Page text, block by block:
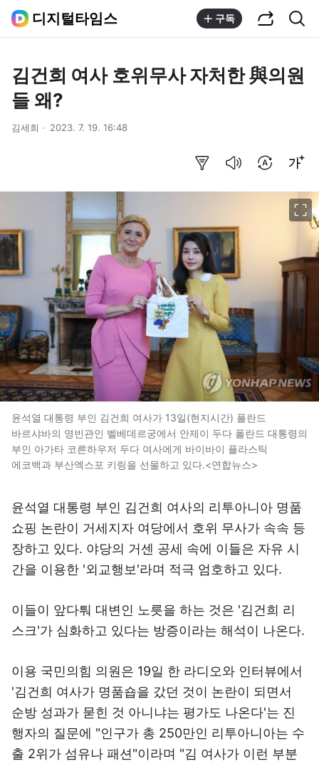
디지털타임스 구독
김건희 여사 호위무사 자처한 與의원
들 왜?
김세희 2023. 7. 19. 16:48
윤석열 대통령 부인 김건희 여사가 13일(현지시간) 폴란드
바르샤바의 영빈관인 벨베데르궁에서 안제이 두다 폴란드 대통령의
부인 아가타 코른하우저 두다 여사에게 바이바이 플라스틱
에코백과 부산엑스포 키링을 선물하고 있다.<연합뉴스>
윤석열 대통령 부인 김건희 여사의 리투아니아 명품
쇼핑 논란이 거세지자 여당에서 호위 무사가 속속 등
장하고 있다. 야당의 거센 공세 속에 이들은 자유 시
간을 이용한 '외교행보'라며 적극 엄호하고 있다.
이들이 앞다퉈 대변인 노릇을 하는 것은 '김건희 리
스크'가 심화하고 있다는 방증이라는 해석이 나온다.
이용 국민의힘 의원은 19일 한 라디오와 인터뷰에서
'김건희 여사가 명품숍을 갔던 것이 논란이 되면서
순방 성과가 묻힌 것 아니냐는 평가도 나온다'는 진
행자의 질문에 "인구가 총 250만인 리투아니아는 수
출 2위가 섬유나 패션"이라며 "김 여사가 이런 부분